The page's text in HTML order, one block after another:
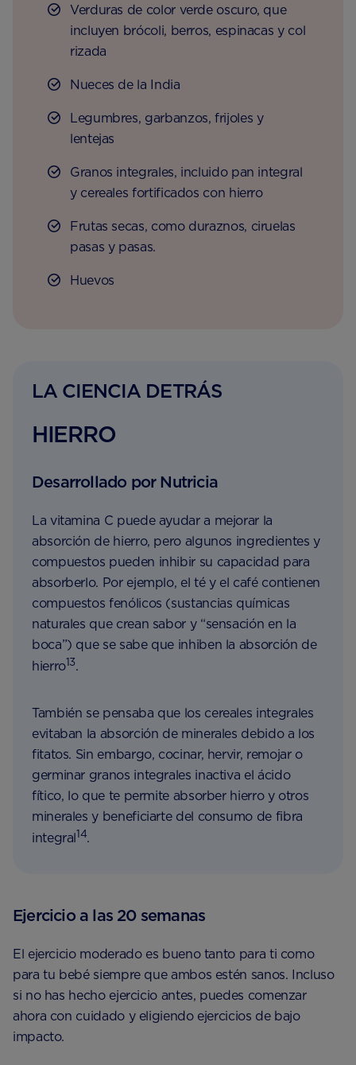
Verduras de color verde oscuro, que
incluyen brócoli, berros, espinacas y col
rizada
Nueces de la India
Legumbres, garbanzos, frijoles y
lentejas
Granos integrales, incluido pan integral
y cereales fortificados con hierro
Frutas secas, como duraznos, ciruelas
pasas y pasas.
Huevos
LA CIENCIA DETRÁS
HIERRO
Desarrollado por Nutricia
La vitamina C puede ayudar a mejorar la
absorción de hierro, pero algunos ingredientes y
compuestos pueden inhibir su capacidad para
absorberlo. Por ejemplo, el té y el café contienen
compuestos fenólicos (sustancias químicas
naturales que crean sabor y “sensación en la
boca”) que se sabe que inhiben la absorción de
hierro13.
También se pensaba que los cereales integrales
evitaban la absorción de minerales debido a los
fitatos. Sin embargo, cocinar, hervir, remojar o
germinar granos integrales inactiva el ácido
fítico, lo que te permite absorber hierro y otros
minerales y beneficiarte del consumo de fibra
integral14.
Ejercicio a las 20 semanas
El ejercicio moderado es bueno tanto para ti como
para tu bebé siempre que ambos estén sanos. Incluso
si no has hecho ejercicio antes, puedes comenzar
ahora con cuidado y eligiendo ejercicios de bajo
impacto.